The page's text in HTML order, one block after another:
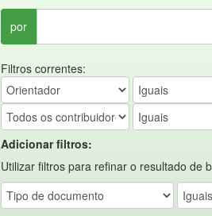
por
Filtros correntes:
Adicionar filtros:
Utilizar filtros para refinar o resultado de